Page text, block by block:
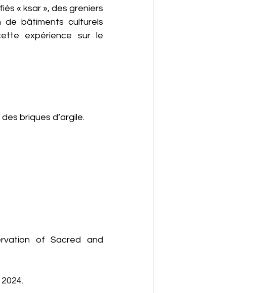
« ksar », des greniers
bâtiments culturels
expérience sur le
briques d’argile.
of Sacred and